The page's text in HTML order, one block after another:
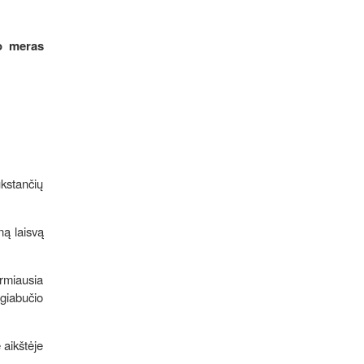
meras
laisvą